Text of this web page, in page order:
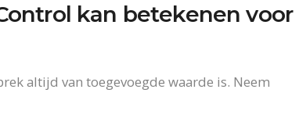
kan betekenen voor
altijd van toegevoegde waarde is. Neem